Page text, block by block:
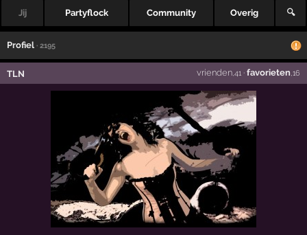
Jij Partyflock Community Overig 🔍
Profiel · 2195
TLN vrienden,41· favorieten ,16